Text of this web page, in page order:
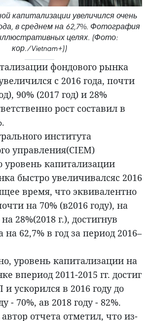
капитализации увеличился очень
в среднем на 62,7%. Фотография
целях. (Фото:
кор./Vietnam+))
фондового рынка
с 2016 года, почти
90% (2017 год) и 28%
рост составил в
института
управления(CIEM)
уровень капитализации
быстро увеличивалсяс 2016
время, что эквивалентно
на 70% (в2016 году), на
28%(2018 г.), достигнув
на 62,7% в год за период 2016–
уровень капитализации на
впериод 2011-2015 гг. достиг
и ускорился в 2016 году до
- 70%, ав 2018 году - 82%.
отчета отметил, что из-